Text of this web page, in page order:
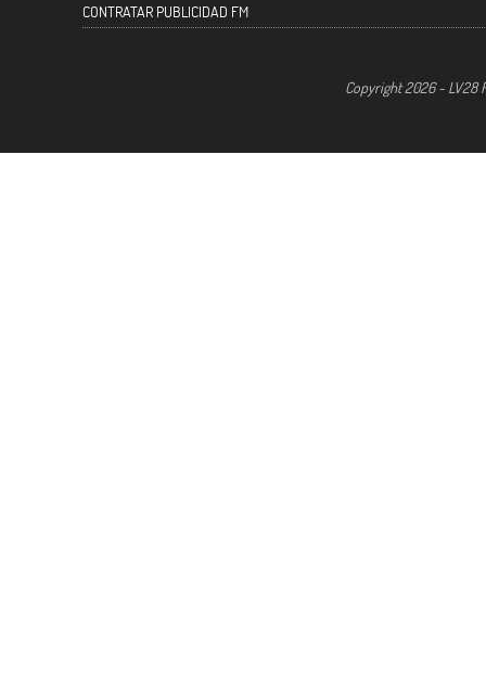
CONTRATAR PUBLICIDAD FM
Copyright 2026 - LV28